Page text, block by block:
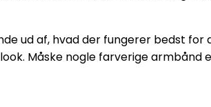
ud af, hvad der fungerer bedst for
Måske nogle farverige armbånd